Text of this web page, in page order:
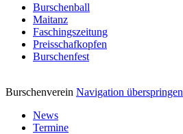
Burschenball
Maitanz
Faschingszeitung
Preisschafkopfen
Burschenfest
Burschenverein Navigation überspringen
News
Termine